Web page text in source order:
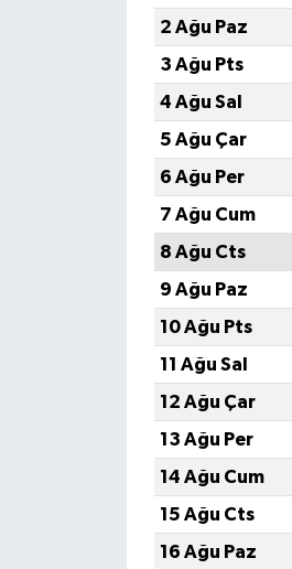
2 Ağu Paz
3 Ağu Pts
4 Ağu Sal
5 Ağu Çar
6 Ağu Per
7 Ağu Cum
8 Ağu Cts
9 Ağu Paz
10 Ağu Pts
11 Ağu Sal
12 Ağu Çar
13 Ağu Per
14 Ağu Cum
15 Ağu Cts
16 Ağu Paz